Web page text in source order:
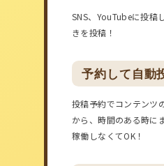
SNS、YouTubeに投稿
きを投稿！
予約して自動
投稿予約でコンテンツ
から、時間のある時に
稼働しなくてOK！